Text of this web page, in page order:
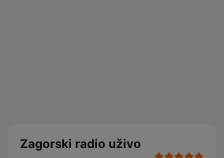
Zagorski radio uživo